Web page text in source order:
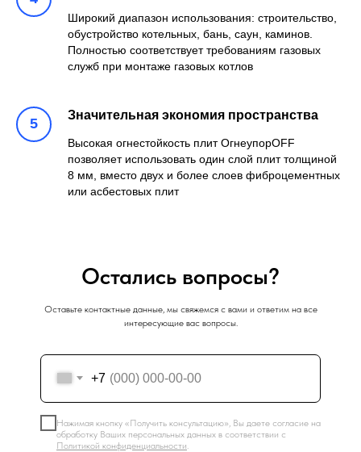
Широкий диапазон использования: строительство,
обустройство котельных, бань, саун, каминов.
Полностью соответствует требованиям газовых
служб при монтаже газовых котлов
Значительная экономия пространства
Высокая огнестойкость плит ОгнеупорОFF
позволяет использовать один слой плит толщиной
8 мм, вместо двух и более слоев фиброцементных
или асбестовых плит
Остались вопросы?
Оставьте контактные данные, мы свяжемся с вами и ответим на все
интересующие вас вопросы.
+7
Нажимая кнопку «Получить консультацию», Вы даете согласие на
обработку Ваших персональных данных в соответствии с
Политикой конфиденциальности